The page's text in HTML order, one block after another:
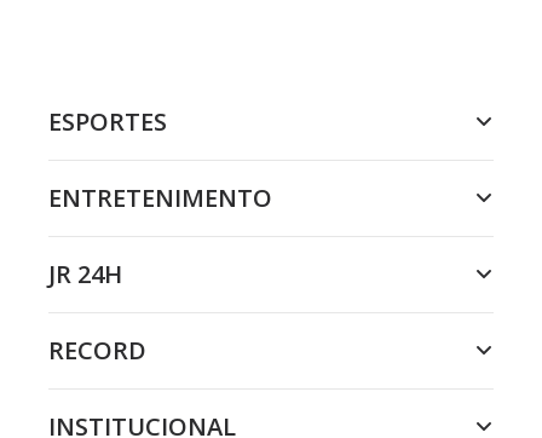
ESPORTES
ENTRETENIMENTO
JR 24H
RECORD
INSTITUCIONAL